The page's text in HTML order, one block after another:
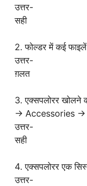
उत्तर-
सही
2. फोल्डर में कई
उत्तर-
ग़लत
3. एक्सपलोरर
→ Accessories →
उत्तर-
सही
4. एक्सपलोरर एक
उत्तर-